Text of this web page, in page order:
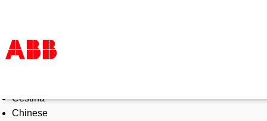
Products & Solutions
Industries
Čeština
Chinese